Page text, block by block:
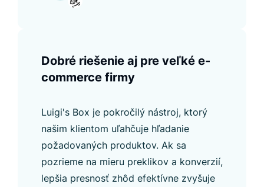
Dobré riešenie aj pre veľké e-
commerce firmy
Luigi's Box je pokročilý nástroj, ktorý
našim klientom uľahčuje hľadanie
požadovaných produktov. Ak sa
pozrieme na mieru preklikov a konverzií,
lepšia presnosť zhôd efektívne zvyšuje